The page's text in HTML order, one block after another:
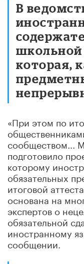
В
которая,
«При этом по
сообществом...
подготовило
которому
обязательных
итоговой
основана на
экспертов о
обязательной
иностранному
сообщении.